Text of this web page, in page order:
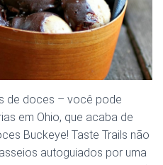
de doces – você pode
em Ohio, que acaba de
Buckeye! Taste Trails não
autoguiados por uma